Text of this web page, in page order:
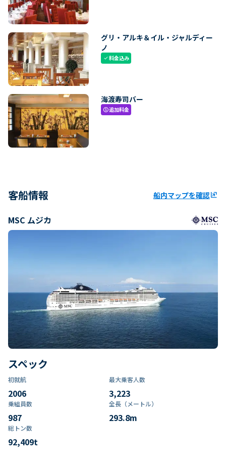
グリ・アルキ＆イル・ジャルディー
ノ
check料金込み
海渡寿司バー
paid追加料金
客船情報 船内マップを確認ungroup
MSC ムジカ
スペック
初就航
2006
最大乗客人数
3,223
乗組員数​
987
全長（メートル）
293.8m
総トン数​
92,409t